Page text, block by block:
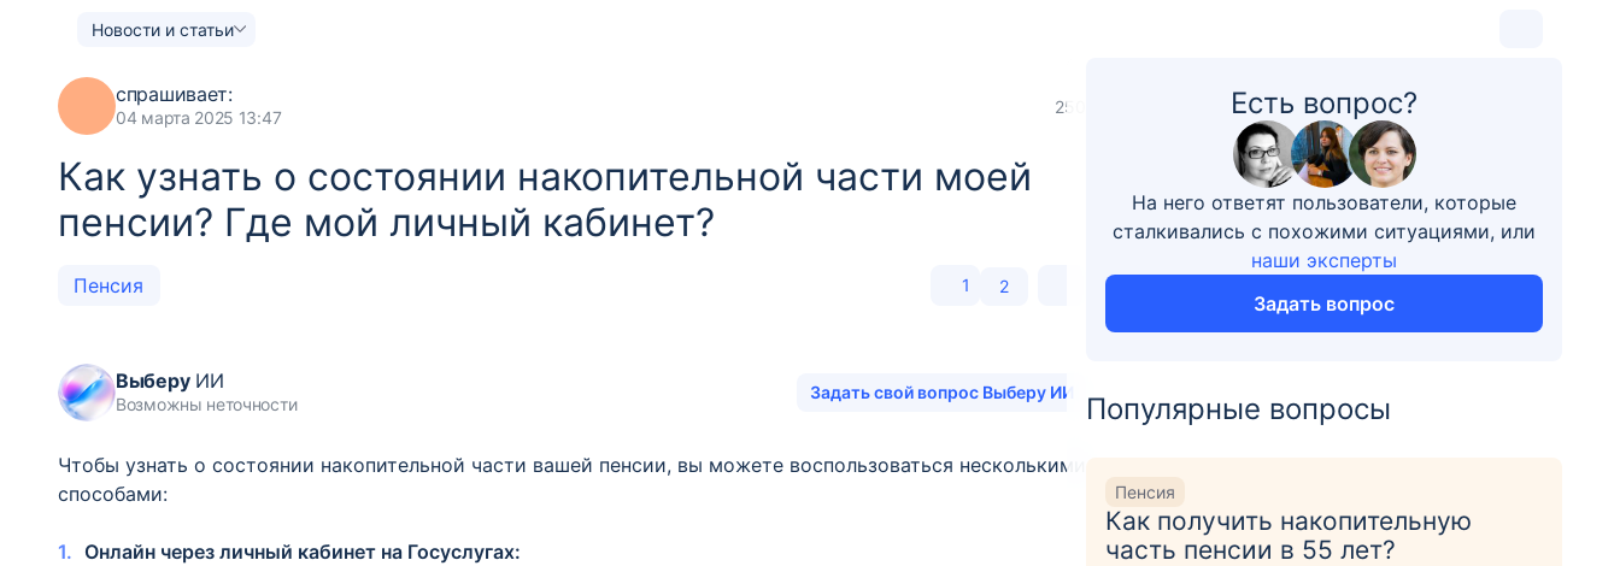
Новости и статьи
спрашивает:
04 марта 2025 13:47
250
Как узнать о состоянии накопительной части моей
пенсии? Где мой личный кабинет?
Пенсия 1 2
ВыберуИИ
Возможны неточности
Задать свой вопрос Выберу ИИ
Чтобы узнать о состоянии накопительной части вашей пенсии, вы можете воспользоваться несколькими
способами:
Онлайн через личный кабинет на Госуслугах:
Есть вопрос?
На него ответят пользователи, которые
сталкивались с похожими ситуациями, или
наши эксперты
Задать вопрос
Популярные вопросы
Пенсия
Как получить накопительную
часть пенсии в 55 лет?